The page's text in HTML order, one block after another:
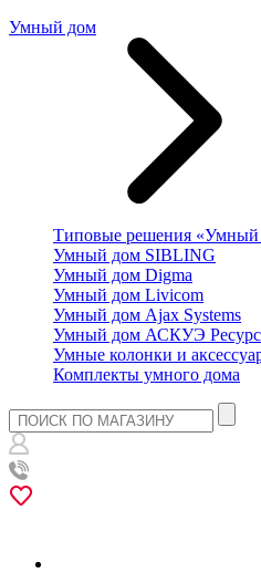
Умный дом
Типовые решения «Умный
Умный дом SIBLING
Умный дом Digma
Умный дом Livicom
Умный дом Ajax Systems
Умный дом АСКУЭ Ресурс
Умные колонки и
Комплекты умного дома